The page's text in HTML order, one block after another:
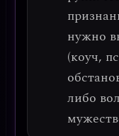
нужно
(коуч,
либо